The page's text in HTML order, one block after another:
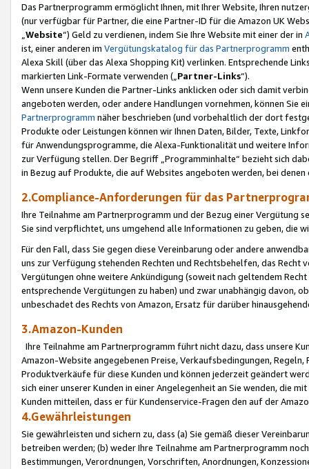
Das Partnerprogramm ermöglicht Ihnen, mit Ihrer Website, Ihren
(nur verfügbar für Partner, die eine Partner-ID für die Amazon UK
Website“) Geld zu verdienen, indem Sie Ihre Website mit einer der in
ist, einer anderen im Vergütungskatalog für das Partnerprogramm
Alexa Skill (über das Alexa Shopping Kit) verlinken. Entsprechende
markierten Link-Formate verwenden („ Partner-Links“).
Wenn unsere Kunden die Partner-Links anklicken oder sich damit
angeboten werden, oder andere Handlungen vornehmen, können Sie
Partnerprogramm näher beschrieben (und vorbehaltlich der dort
Produkte oder Leistungen können wir Ihnen Daten, Bilder, Texte,
für Anwendungsprogramme, die Alexa-Funktionalität und weitere
zur Verfügung stellen. Der Begriff „Programminhalte“ bezieht sich
in Bezug auf Produkte, die auf Websites angeboten werden, bei
2.Compliance-Anforderungen für das
Ihre Teilnahme am Partnerprogramm und der Bezug einer Vergütung
Sie sind verpflichtet, uns umgehend alle Informationen zu geben, die
Für den Fall, dass Sie gegen diese Vereinbarung oder andere
uns zur Verfügung stehenden Rechten und Rechtsbehelfen, das
Vergütungen ohne weitere Ankündigung (soweit nach geltendem
entsprechende Vergütungen zu haben) und zwar unabhängig davon,
unbeschadet des Rechts von Amazon, Ersatz für darüber
3.Amazon-Kunden
Ihre Teilnahme am Partnerprogramm führt nicht dazu, dass unsere
Amazon-Website angegebenen Preise, Verkaufsbedingungen,
Produktverkäufe für diese Kunden und können jederzeit geändert
sich einer unserer Kunden in einer Angelegenheit an Sie wenden, die
Kunden mitteilen, dass er für Kundenservice-Fragen den auf der
4.Gewährleistungen
Sie gewährleisten und sichern zu, dass (a) Sie gemäß dieser
betreiben werden; (b) weder Ihre Teilnahme am Partnerprogramm
Bestimmungen, Verordnungen, Vorschriften, Anordnungen,